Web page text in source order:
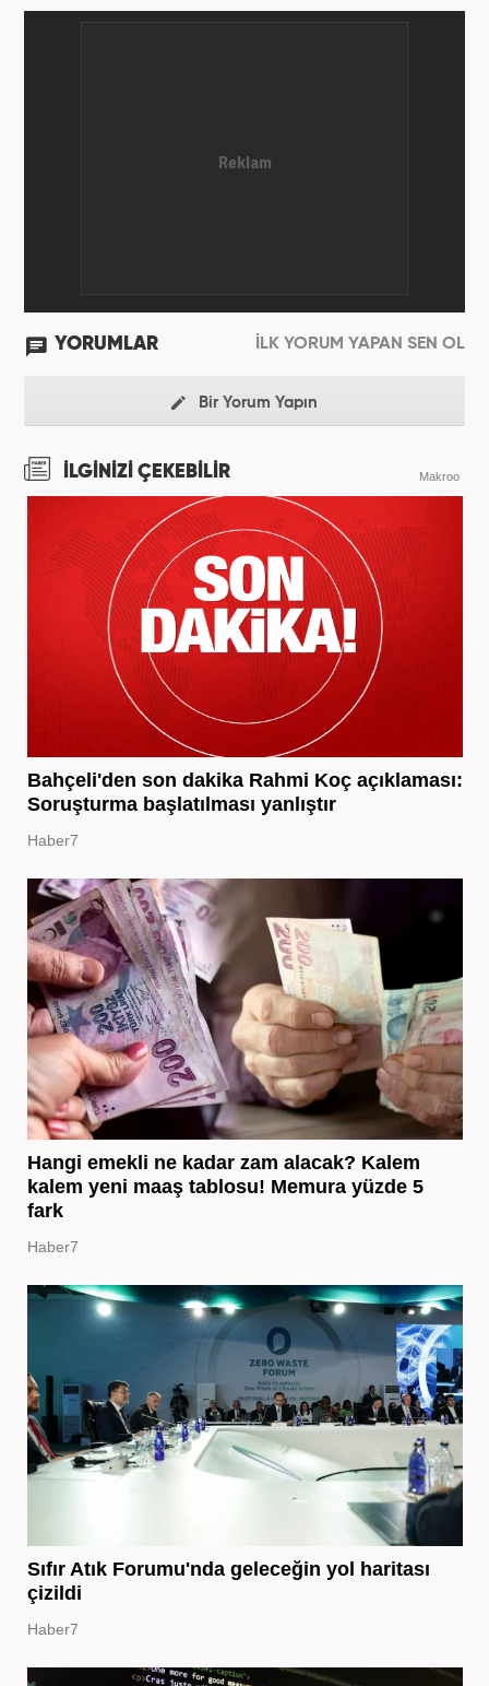
YORUMLAR İLK YORUM YAPAN SEN OL
Bir Yorum Yapın
İLGİNİZİ ÇEKEBİLİR Makroo
Bahçeli'den son dakika Rahmi Koç açıklaması:
Soruşturma başlatılması yanlıştır
Haber7
Hangi emekli ne kadar zam alacak? Kalem
kalem yeni maaş tablosu! Memura yüzde 5
fark
Haber7
Sıfır Atık Forumu'nda geleceğin yol haritası
çizildi
Haber7